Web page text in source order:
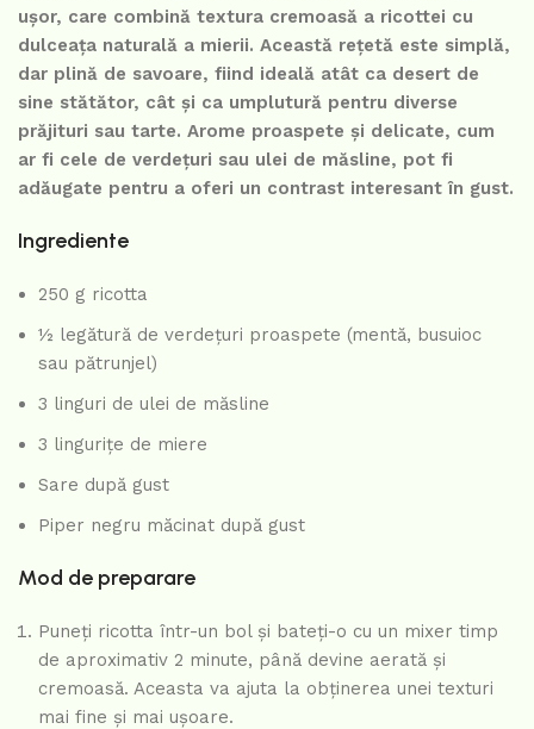
ușor, care combină textura cremoasă a ricottei cu
dulceața naturală a mierii. Această rețetă este simplă,
dar plină de savoare, fiind ideală atât ca desert de
sine stătător, cât și ca umplutură pentru diverse
prăjituri sau tarte. Arome proaspete și delicate, cum
ar fi cele de verdețuri sau ulei de măsline, pot fi
adăugate pentru a oferi un contrast interesant în gust.
Ingrediente
250 g ricotta
½ legătură de verdețuri proaspete (mentă, busuioc
sau pătrunjel)
3 linguri de ulei de măsline
3 lingurițe de miere
Sare după gust
Piper negru măcinat după gust
Mod de preparare
Puneți ricotta într-un bol și bateți-o cu un mixer timp
de aproximativ 2 minute, până devine aerată și
cremoasă. Aceasta va ajuta la obținerea unei texturi
mai fine și mai ușoare.